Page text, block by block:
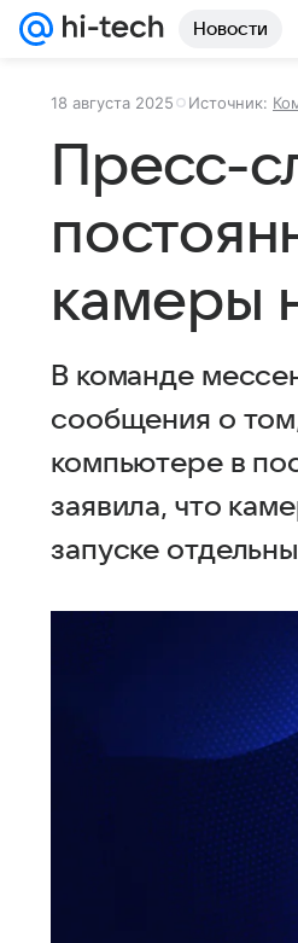
Новости
18 августа 2025 Источник:
Пресс-
камеры
В команде
сообщения о
компьютере в
заявила, что
запуске